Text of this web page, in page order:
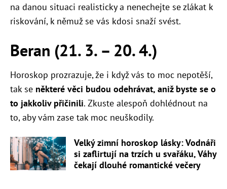
na danou situaci realisticky a nenechejte se zlákat k
riskování, k němuž se vás kdosi snaží svést.
Beran (21. 3. – 20. 4.)
Horoskop prozrazuje, že i když vás to moc nepotěší,
tak se některé věci budou odehrávat, aniž byste se o
to jakkoliv přičinili. Zkuste alespoň dohlédnout na
to, aby vám zase tak moc neuškodily.
Velký zimní horoskop lásky: Vodnáři
si zaflirtují na trzích u svařáku, Váhy
čekají dlouhé romantické večery